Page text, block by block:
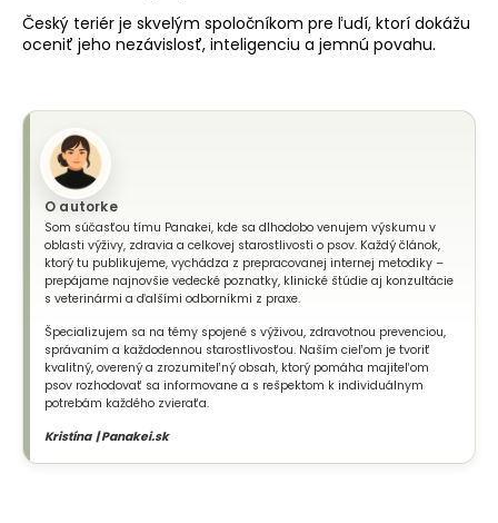
Český teriér je skvelým spoločníkom pre ľudí, ktorí dokážu
oceniť jeho nezávislosť, inteligenciu a jemnú povahu.
O autorke
Som súčasťou tímu Panakei, kde sa dlhodobo venujem výskumu v
oblasti výživy, zdravia a celkovej starostlivosti o psov. Každý článok,
ktorý tu publikujeme, vychádza z prepracovanej internej metodiky –
prepájame najnovšie vedecké poznatky, klinické štúdie aj konzultácie
s veterinármi a ďalšími odborníkmi z praxe.
Špecializujem sa na témy spojené s výživou, zdravotnou prevenciou,
správaním a každodennou starostlivosťou. Naším cieľom je tvoriť
kvalitný, overený a zrozumiteľný obsah, ktorý pomáha majiteľom
psov rozhodovať sa informovane a s rešpektom k individuálnym
potrebám každého zvieraťa.
Kristína | Panakei.sk